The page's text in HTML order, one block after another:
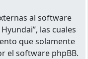
al software
las cuales
que solamente
el software phpBB.